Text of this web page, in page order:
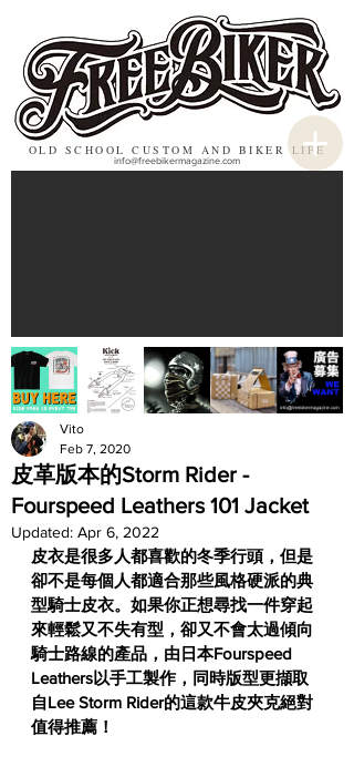
OLD SCHOOL CUSTOM AND BIKER LIFE
info@freebikermagazine.com
皮革版本的Storm Rider -
Fourspeed Leathers 101 Jacket
Vito
Feb 7, 2020
Updated: Apr 6, 2022
皮衣是很多人都喜歡的冬季行頭，但是
卻不是每個人都適合那些風格硬派的典
型騎士皮衣。如果你正想尋找一件穿起
來輕鬆又不失有型，卻又不會太過傾向
騎士路線的產品，由日本Fourspeed
Leathers以手工製作，同時版型更擷取
自Lee Storm Rider的這款牛皮夾克絕對
值得推薦！